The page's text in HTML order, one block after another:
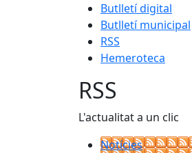
Butlletí digital
Butlletí municipal
RSS
Hemeroteca
RSS
L'actualitat a un clic
Notícies